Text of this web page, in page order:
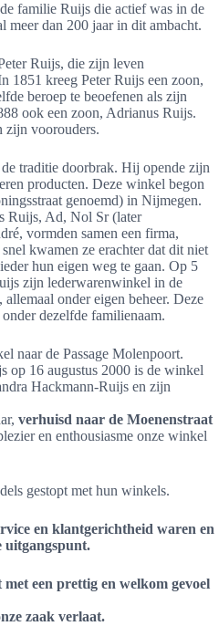
familie Ruijs die actief was in de
dan 200 jaar in dit ambacht.
Ruijs, die zijn leven
1851 kreeg Peter Ruijs een zoon,
beroep te beoefenen als zijn
ook een zoon, Adrianus Ruijs.
zijn voorouders.
traditie doorbrak. Hij opende zijn
producten. Deze winkel begon
genoemd) in Nijmegen.
Ruijs, Ad, Nol Sr (later
vormden samen een firma,
kwamen ze erachter dat dit niet
hun eigen weg te gaan. Op 5
zijn lederwarenwinkel in de
onder eigen beheer. Deze
dezelfde familienaam.
naar de Passage Molenpoort.
op 16 augustus 2000 is de winkel
Hackmann-Ruijs en zijn
verhuisd naar de Moenenstraat
en enthousiasme onze winkel
gestopt met hun winkels.
en klantgerichtheid waren en
uitgangspunt.
een prettig en welkom gevoel
zaak verlaat.